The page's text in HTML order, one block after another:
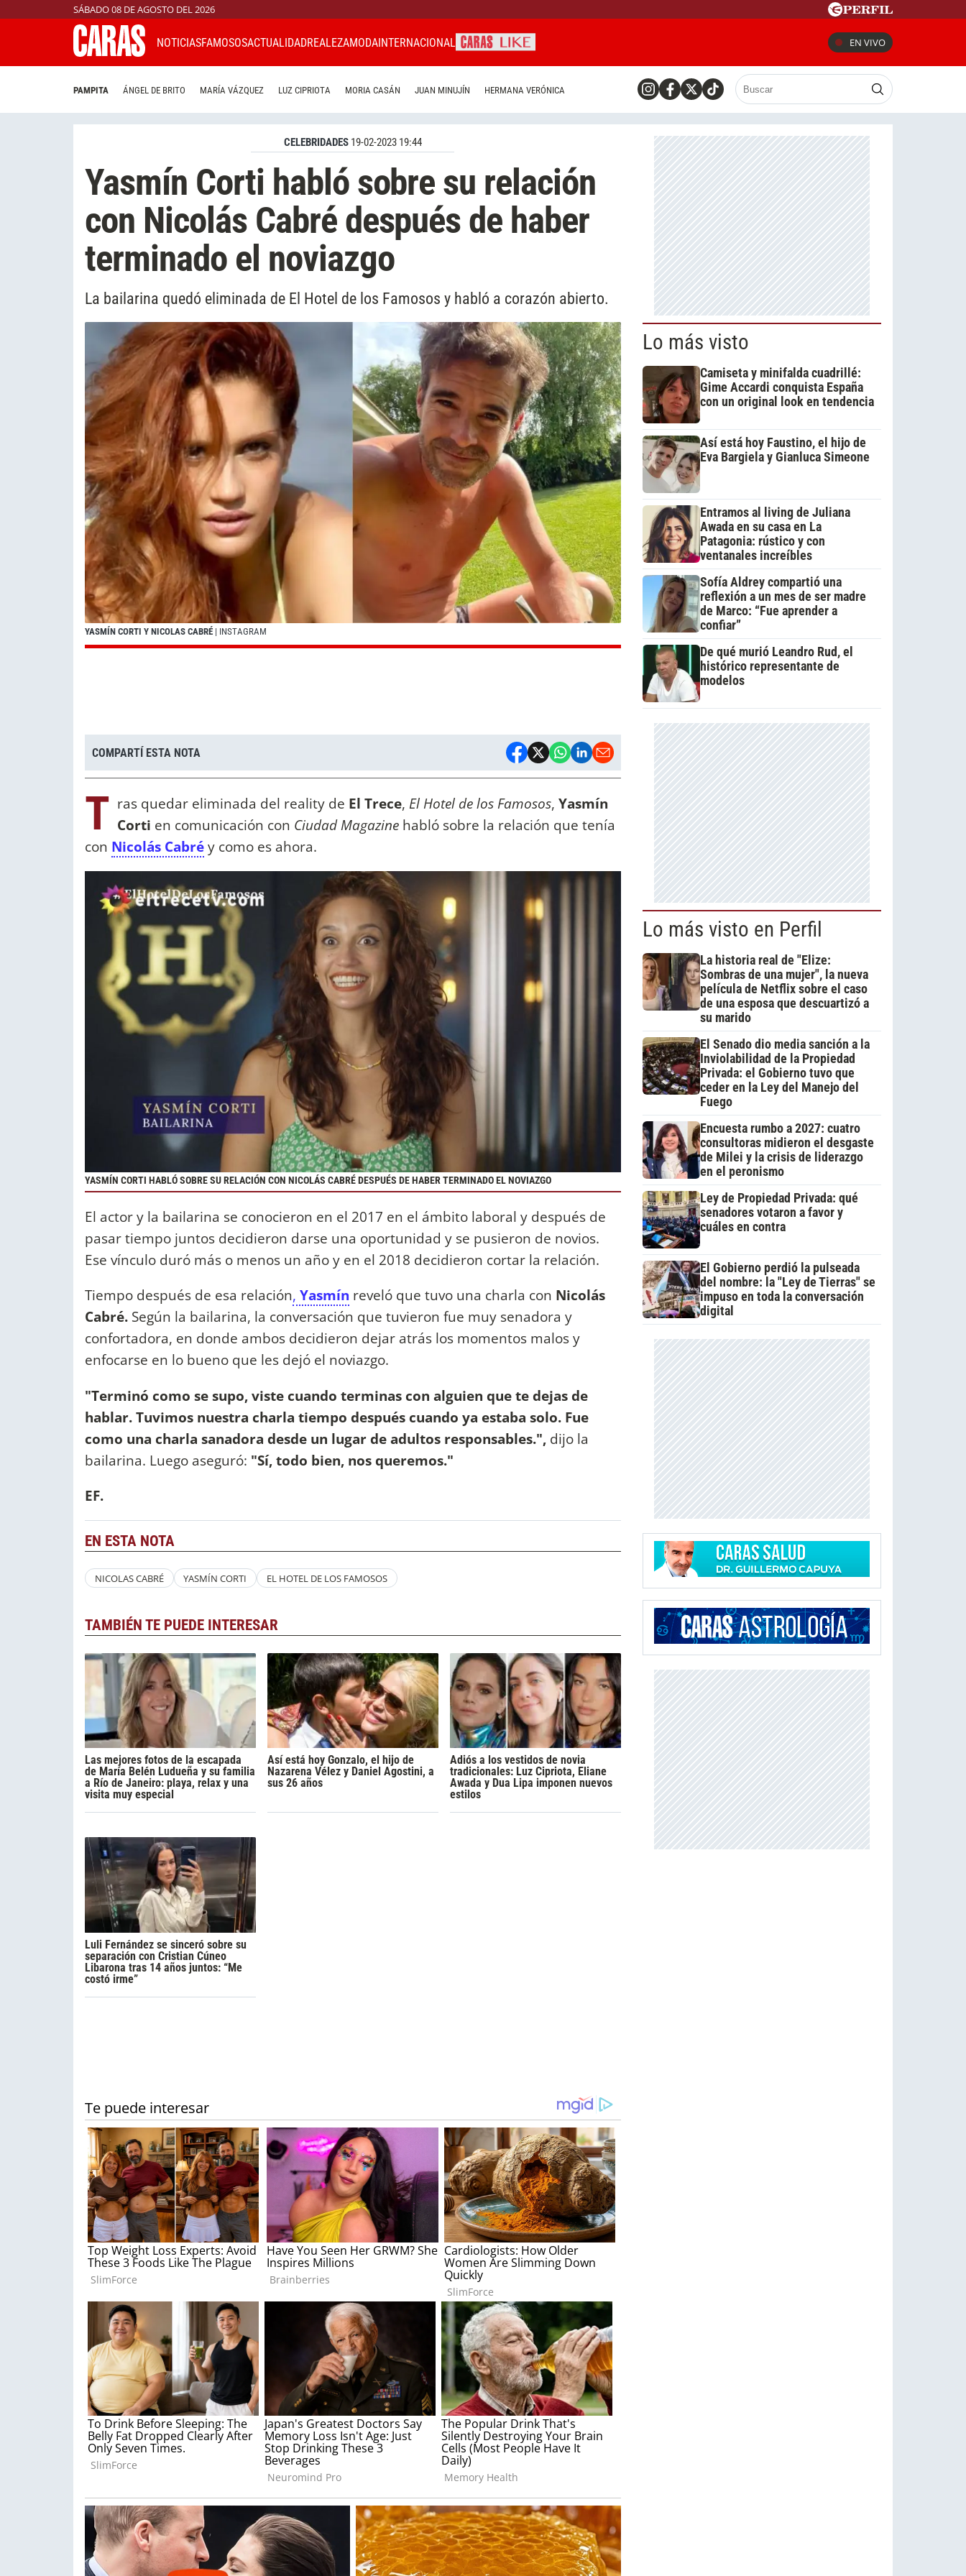
SÁBADO 08 DE AGOSTO DEL 2026
NOTICIASFAMOSOSACTUALIDADREALEZAMODAINTERNACIONAL EN VIVO
PAMPITA ÁNGEL DE BRITO MARÍA VÁZQUEZ LUZ CIPRIOTA MORIA CASÁN JUAN MINUJÍN HERMANA VERÓNICA
CELEBRIDADES 19-02-2023 19:44
Yasmín Corti habló sobre su relación
con Nicolás Cabré después de haber
terminado el noviazgo
La bailarina quedó eliminada de El Hotel de los Famosos y habló a corazón abierto.
YASMÍN CORTI Y NICOLAS CABRÉ | INSTAGRAM
COMPARTÍ ESTA NOTA
T ras quedar eliminada del reality de El Trece, El Hotel de los Famosos, Yasmín
Corti en comunicación con Ciudad Magazine habló sobre la relación que tenía
con Nicolás Cabréy como es ahora.
YASMÍN CORTI HABLÓ SOBRE SU RELACIÓN CON NICOLÁS CABRÉ DESPUÉS DE HABER TERMINADO EL NOVIAZGO
El actor y la bailarina se conocieron en el 2017 en el ámbito laboral y después de
pasar tiempo juntos decidieron darse una oportunidad y se pusieron de novios.
Ese vínculo duró más o menos un año y en el 2018 decidieron cortar la relación.
Tiempo después de esa relación, Yasmín reveló que tuvo una charla con Nicolás
Cabré. Según la bailarina, la conversación que tuvieron fue muy senadora y
confortadora, en donde ambos decidieron dejar atrás los momentos malos y
enfocarse en lo bueno que les dejó el noviazgo.
"Terminó como se supo, viste cuando terminas con alguien que te dejas de
hablar. Tuvimos nuestra charla tiempo después cuando ya estaba solo. Fue
como una charla sanadora desde un lugar de adultos responsables.", dijo la
bailarina. Luego aseguró: "Sí, todo bien, nos queremos."
EF.
EN ESTA NOTA
NICOLAS CABRÉ YASMÍN CORTI EL HOTEL DE LOS FAMOSOS
TAMBIÉN TE PUEDE INTERESAR
Las mejores fotos de la escapada
de María Belén Ludueña y su familia
a Río de Janeiro: playa, relax y una
visita muy especial
Así está hoy Gonzalo, el hijo de
Nazarena Vélez y Daniel Agostini, a
sus 26 años
Adiós a los vestidos de novia
tradicionales: Luz Cipriota, Eliane
Awada y Dua Lipa imponen nuevos
estilos
Luli Fernández se sinceró sobre su
separación con Cristian Cúneo
Libarona tras 14 años juntos: “Me
costó irme”
Lo más visto
Camiseta y minifalda cuadrillé:
Gime Accardi conquista España
con un original look en tendencia
Así está hoy Faustino, el hijo de
Eva Bargiela y Gianluca Simeone
Entramos al living de Juliana
Awada en su casa en La
Patagonia: rústico y con
ventanales increíbles
Sofía Aldrey compartió una
reflexión a un mes de ser madre
de Marco: “Fue aprender a
confiar”
De qué murió Leandro Rud, el
histórico representante de
modelos
Lo más visto en Perfil
La historia real de "Elize:
Sombras de una mujer", la nueva
película de Netflix sobre el caso
de una esposa que descuartizó a
su marido
El Senado dio media sanción a la
Inviolabilidad de la Propiedad
Privada: el Gobierno tuvo que
ceder en la Ley del Manejo del
Fuego
Encuesta rumbo a 2027: cuatro
consultoras midieron el desgaste
de Milei y la crisis de liderazgo
en el peronismo
Ley de Propiedad Privada: qué
senadores votaron a favor y
cuáles en contra
El Gobierno perdió la pulseada
del nombre: la "Ley de Tierras" se
impuso en toda la conversación
digital